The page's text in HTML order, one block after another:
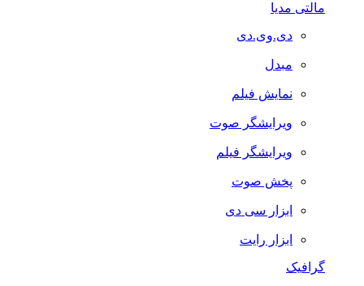
مالتی مدیا
دی.وی.دی
مبدل
نمایش فیلم
ویرایشگر صوت
ویرایشگر فیلم
پخش صوت
ابزار سی دی
ابزار رایت
گرافیک